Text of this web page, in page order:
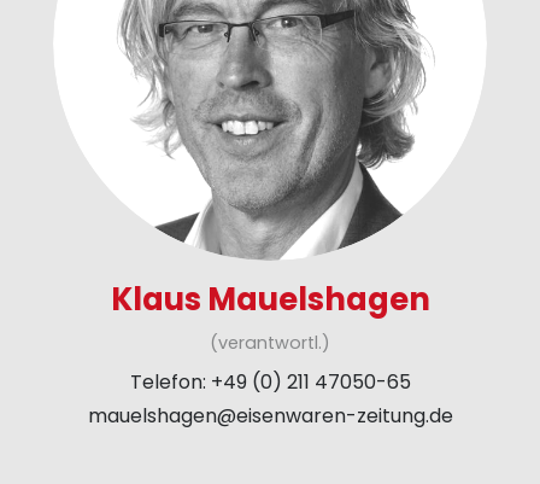
Klaus Mauelshagen
(verantwortl.)
Telefon: +49 (0) 211 47050-65
mauelshagen@eisenwaren-zeitung.de